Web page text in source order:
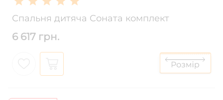
Спальня дитяча Соната комплект
6 617 грн.